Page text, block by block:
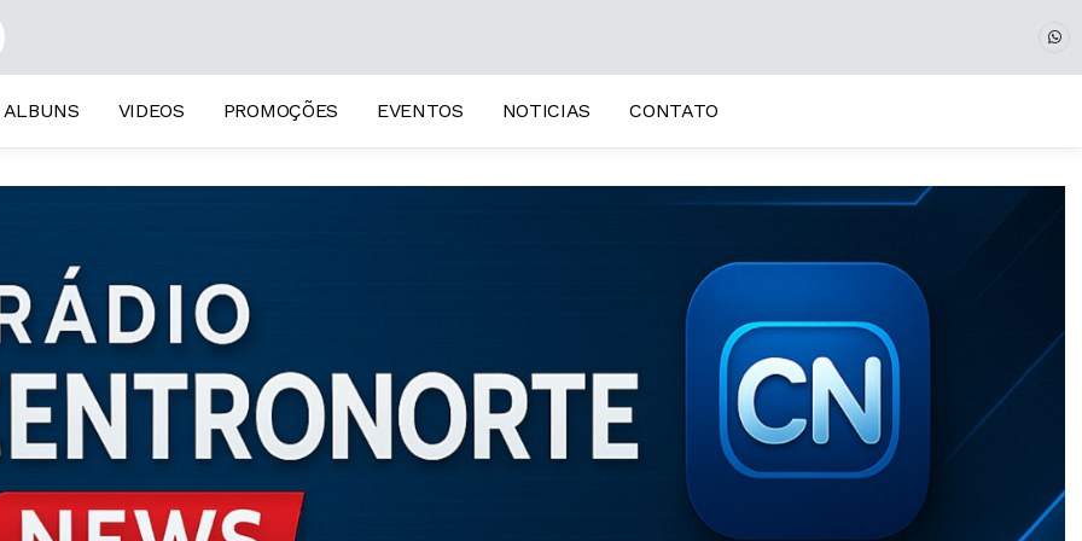
ALBUNS VIDEOS PROMOÇÕES EVENTOS NOTICIAS CONTATO